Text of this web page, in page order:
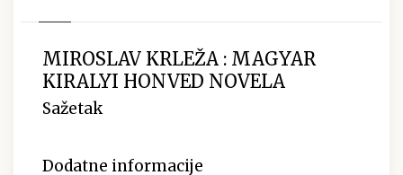
MIROSLAV KRLEŽA : MAGYAR
KIRALYI HONVED NOVELA
Sažetak
Dodatne informacije